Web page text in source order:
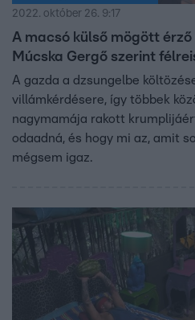
2022. október 26. 9:17
A macsó külső mögött érző
Múcska Gergő szerint
A gazda a dzsungelbe
villámkérdésere, így többek
nagymamája rakott
odaadná, és hogy mi az, amit
mégsem igaz.